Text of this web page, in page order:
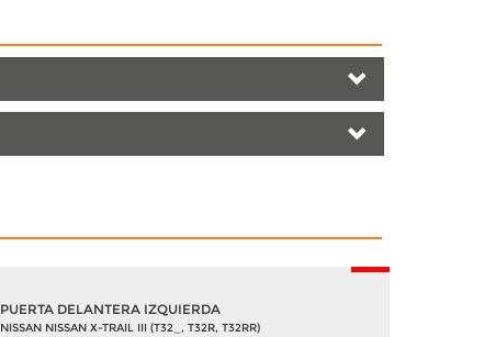
PUERTA DELANTERA IZQUIERDA
NISSAN NISSAN X-TRAIL III (T32_, T32R, T32RR)